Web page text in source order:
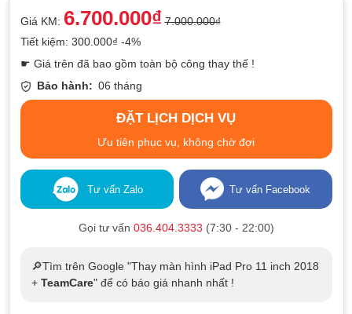
Giá KM: 6.700.000₫ 7.000.000₫
Tiết kiệm: 300.000₫ -4%
☛ Giá trên đã bao gồm toàn bộ công thay thế !
Bảo hành: 06 tháng
ĐẶT LỊCH DỊCH VỤ
Ưu tiên phục vụ, không chờ đợi
Tư vấn Zalo Tư vấn Facebook
Gọi tư vấn 036.404.3333 (7:30 - 22:00)
🔎Tìm trên Google "Thay màn hình iPad Pro 11 inch 2018
+ TeamCare" để có báo giá nhanh nhất !